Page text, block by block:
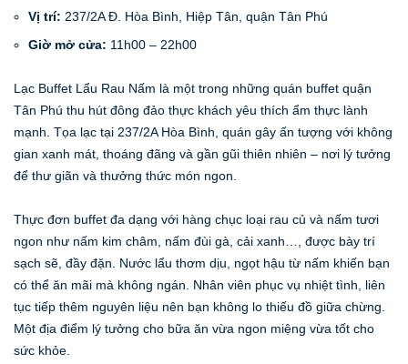
Vị trí: 237/2A Đ. Hòa Bình, Hiệp Tân, quận Tân Phú
Giờ mở cửa: 11h00 – 22h00
Lạc Buffet Lẩu Rau Nấm là một trong những quán buffet quận
Tân Phú thu hút đông đảo thực khách yêu thích ẩm thực lành
mạnh. Tọa lạc tại 237/2A Hòa Bình, quán gây ấn tượng với không
gian xanh mát, thoáng đãng và gần gũi thiên nhiên – nơi lý tưởng
để thư giãn và thưởng thức món ngon.
Thực đơn buffet đa dạng với hàng chục loại rau củ và nấm tươi
ngon như nấm kim châm, nấm đùi gà, cải xanh…, được bày trí
sạch sẽ, đầy đặn. Nước lẩu thơm dịu, ngọt hậu từ nấm khiến bạn
có thể ăn mãi mà không ngán. Nhân viên phục vụ nhiệt tình, liên
tục tiếp thêm nguyên liệu nên bạn không lo thiếu đồ giữa chừng.
Một địa điểm lý tưởng cho bữa ăn vừa ngon miệng vừa tốt cho
sức khỏe.